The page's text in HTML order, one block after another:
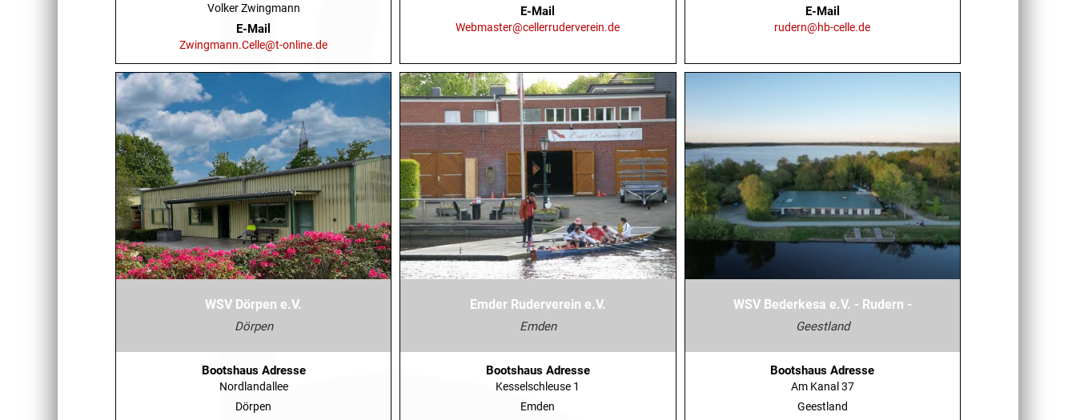
Volker Zwingmann
E-Mail
Zwingmann.Celle@t-online.de
E-Mail
Webmaster@cellerruderverein.de
E-Mail
rudern@hb-celle.de
WSV Dörpen e.V.
Dörpen
Bootshaus Adresse
Nordlandallee
Dörpen
Emder Ruderverein e.V.
Emden
Bootshaus Adresse
Kesselschleuse 1
Emden
WSV Bederkesa e.V. - Rudern -
Geestland
Bootshaus Adresse
Am Kanal 37
Geestland